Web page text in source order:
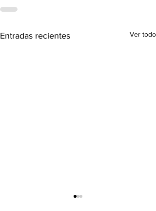
Entradas recientes Ver todo